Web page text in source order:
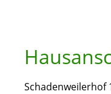
Schadenweilerhof